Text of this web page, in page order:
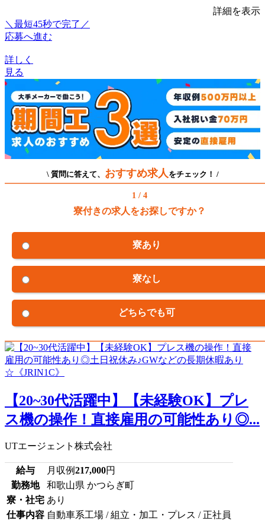
詳細を表示
＼最短45秒で完了／
応募へ進む
詳しく
見る
\ 質問に答えて、 おすすめ求人 をチェック！ /
1 / 4
寮付きの求人をお探しですか？
寮あり
寮なし
どちらでも可
【20~30代活躍中】【未経験OK】プレ
ス機の操作！直接雇用の可能性あり◎...
UTエージェント株式会社
給与 月収例217,000円
勤務地
和歌山県 かつらぎ町
寮・社宅 あり
仕事内容 自動車系工場 / 組立・加工・プレス / 正社員